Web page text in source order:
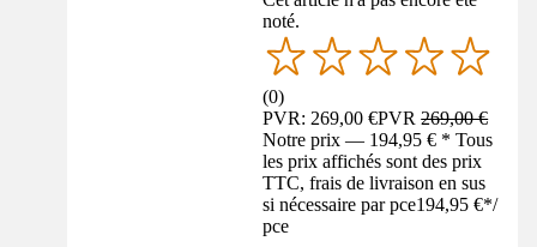
noté.
(0)
PVR: 269,00 €PVR269,00 €
Notre prix — 194,95 € * Tous
les prix affichés sont des prix
TTC, frais de livraison en sus
si nécessaire par pce194,95 €*/
pce